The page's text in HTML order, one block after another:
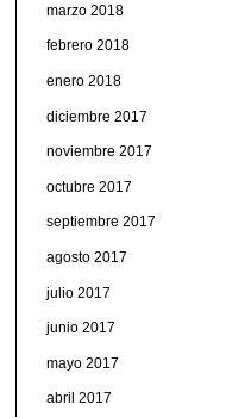
marzo 2018
febrero 2018
enero 2018
diciembre 2017
noviembre 2017
octubre 2017
septiembre 2017
agosto 2017
julio 2017
junio 2017
mayo 2017
abril 2017